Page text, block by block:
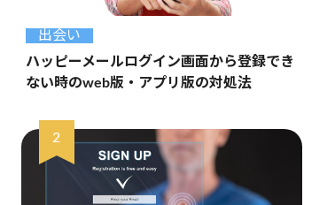
出会い
ハッピーメールログイン画面から登録でき
ない時のweb版・アプリ版の対処法